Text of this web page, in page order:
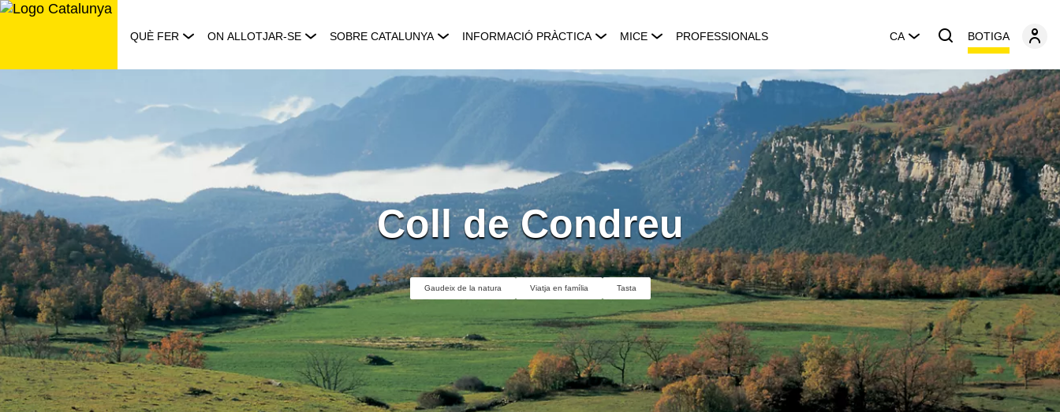
Saltar
QUÈ FER ON ALLOTJAR-SE SOBRE CATALUNYA INFORMACIÓ PRÀCTICA MICE PROFESSIONALS CA BOTIGA
Coll de Condreu
Gaudeix de la natura Viatja en família Tasta